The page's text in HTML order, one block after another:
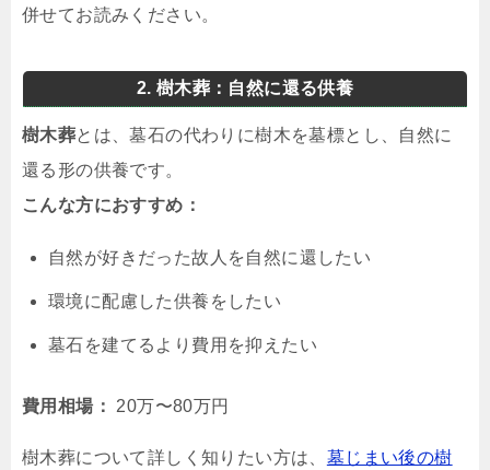
併せてお読みください。
2. 樹木葬：自然に還る供養
樹木葬とは、墓石の代わりに樹木を墓標とし、自然に
還る形の供養です。
こんな方におすすめ：
自然が好きだった故人を自然に還したい
環境に配慮した供養をしたい
墓石を建てるより費用を抑えたい
費用相場： 20万〜80万円
樹木葬について詳しく知りたい方は、 墓じまい後の樹